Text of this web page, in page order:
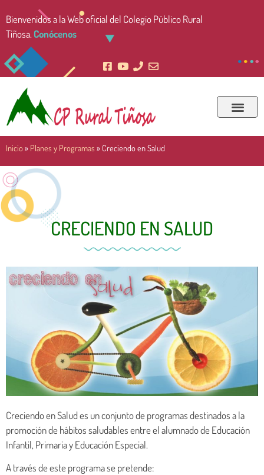
Bienvenidos a la Web oficial del Colegio Público Rural
Tiñosa. Conócenos
Inicio » Planes y Programas » Creciendo en Salud
CRECIENDO EN SALUD
Creciendo en Salud es un conjunto de programas destinados a la
promoción de hábitos saludables entre el alumnado de Educación
Infantil, Primaria y Educación Especial.
A través de este programa se pretende: